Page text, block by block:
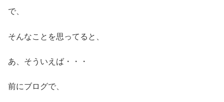
で、
そんなことを思ってると、
あ、そういえば・・・
前にブログで、